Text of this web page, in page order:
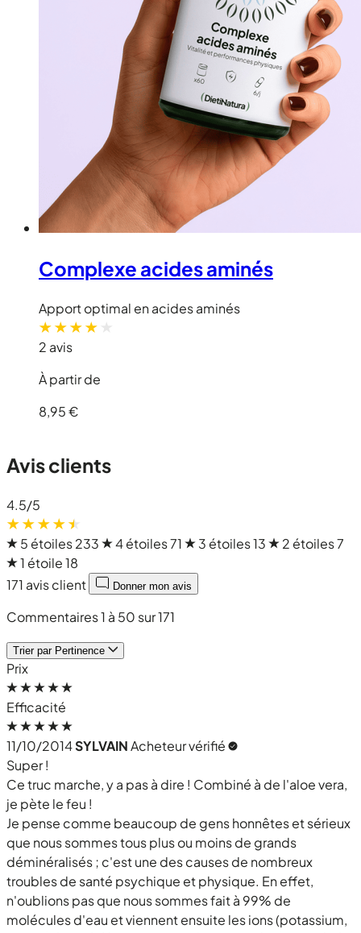
Complexe acides aminés
Apport optimal en acides aminés
2 avis
À partir de
8,95 €
Avis clients
4.5/5
5 étoiles233 4 étoiles71 3 étoiles13 2 étoiles7
1 étoile18
171 avis client
Donner mon avis
Commentaires 1 à 50 sur 171
Trier par Pertinence
Prix
Efficacité
11/10/2014SYLVAINAcheteur vérifié
Super !
Ce truc marche, y a pas à dire ! Combiné à de l'aloe vera,
je pète le feu !
Je pense comme beaucoup de gens honnêtes et sérieux
que nous sommes tous plus ou moins de grands
déminéralisés ; c'est une des causes de nombreux
troubles de santé psychique et physique. En effet,
n'oublions pas que nous sommes fait à 99% de
molécules d'eau et viennent ensuite les ions (potassium,